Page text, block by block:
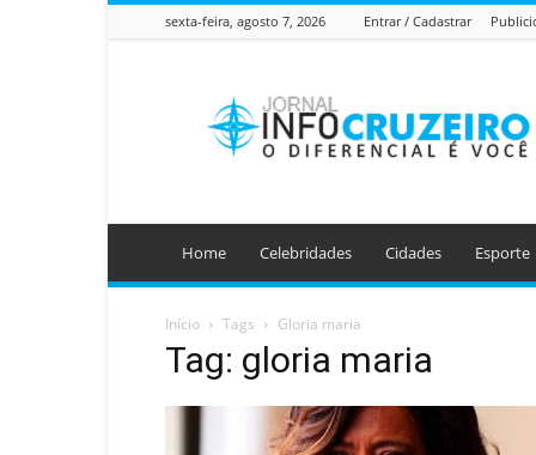
sexta-feira, agosto 7, 2026 Entrar / Cadastrar
Info
Cruzeiro
Home Celebridades Cidades Esporte
Início Tags Gloria maria
Tag: gloria maria